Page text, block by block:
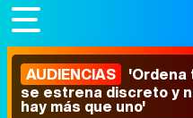
AUDIENCIAS 'Ordena
se estrena discreto y
hay más que uno'